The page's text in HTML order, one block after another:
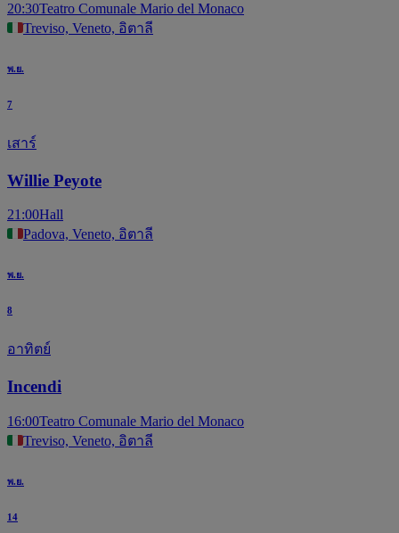
20:30Teatro Comunale Mario del Monaco
Treviso, Veneto, อิตาลี
พ.ย.
7
เสาร์
Willie Peyote
21:00Hall
Padova, Veneto, อิตาลี
พ.ย.
8
อาทิตย์
Incendi
16:00Teatro Comunale Mario del Monaco
Treviso, Veneto, อิตาลี
พ.ย.
14